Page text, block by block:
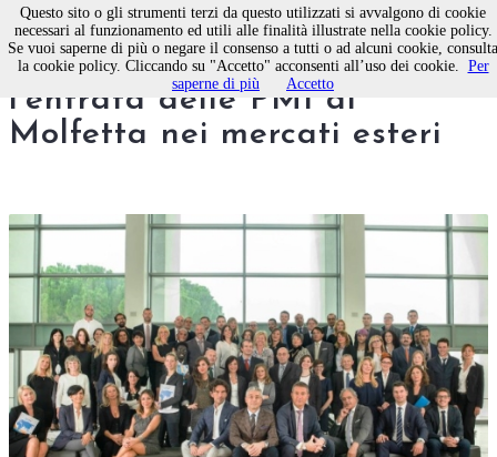
EGO International sostiene
l'entrata delle PMI di
Molfetta nei mercati esteri
Questo sito o gli strumenti terzi da questo utilizzati si avvalgono di cookie
necessari al funzionamento ed utili alle finalità illustrate nella cookie policy.
Se vuoi saperne di più o negare il consenso a tutti o ad alcuni cookie, consulta
la cookie policy. Cliccando su "Accetto" acconsenti all’uso dei cookie. Per
saperne di più
Accetto